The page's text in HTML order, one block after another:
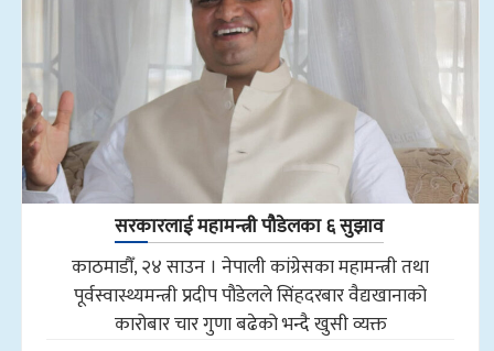
सरकारलाई महामन्त्री पौडेलका ६ सुझाव
काठमाडौँ, २४ साउन । नेपाली कांग्रेसका महामन्त्री तथा
पूर्वस्वास्थ्यमन्त्री प्रदीप पौडेलले सिंहदरबार वैद्यखानाको
कारोबार चार गुणा बढेको भन्दै खुसी व्यक्त